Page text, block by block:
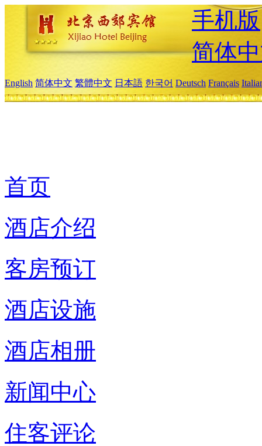
手机版
简体
English 简体中文 繁體中文 日本語 한국어 Deutsch Français
首页
酒店介绍
客房预订
酒店设施
酒店相册
新闻中心
住客评论